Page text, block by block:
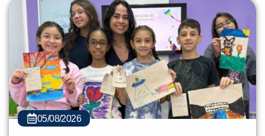
05/08/2026